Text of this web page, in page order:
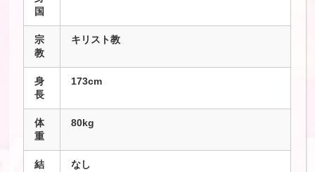
国
宗
教
キリスト教
身
長
173cm
体
重
80kg
結
なし